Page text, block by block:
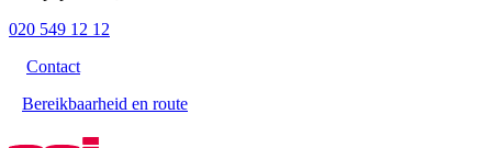
020 549 12 12
Contact
Bereikbaarheid en route